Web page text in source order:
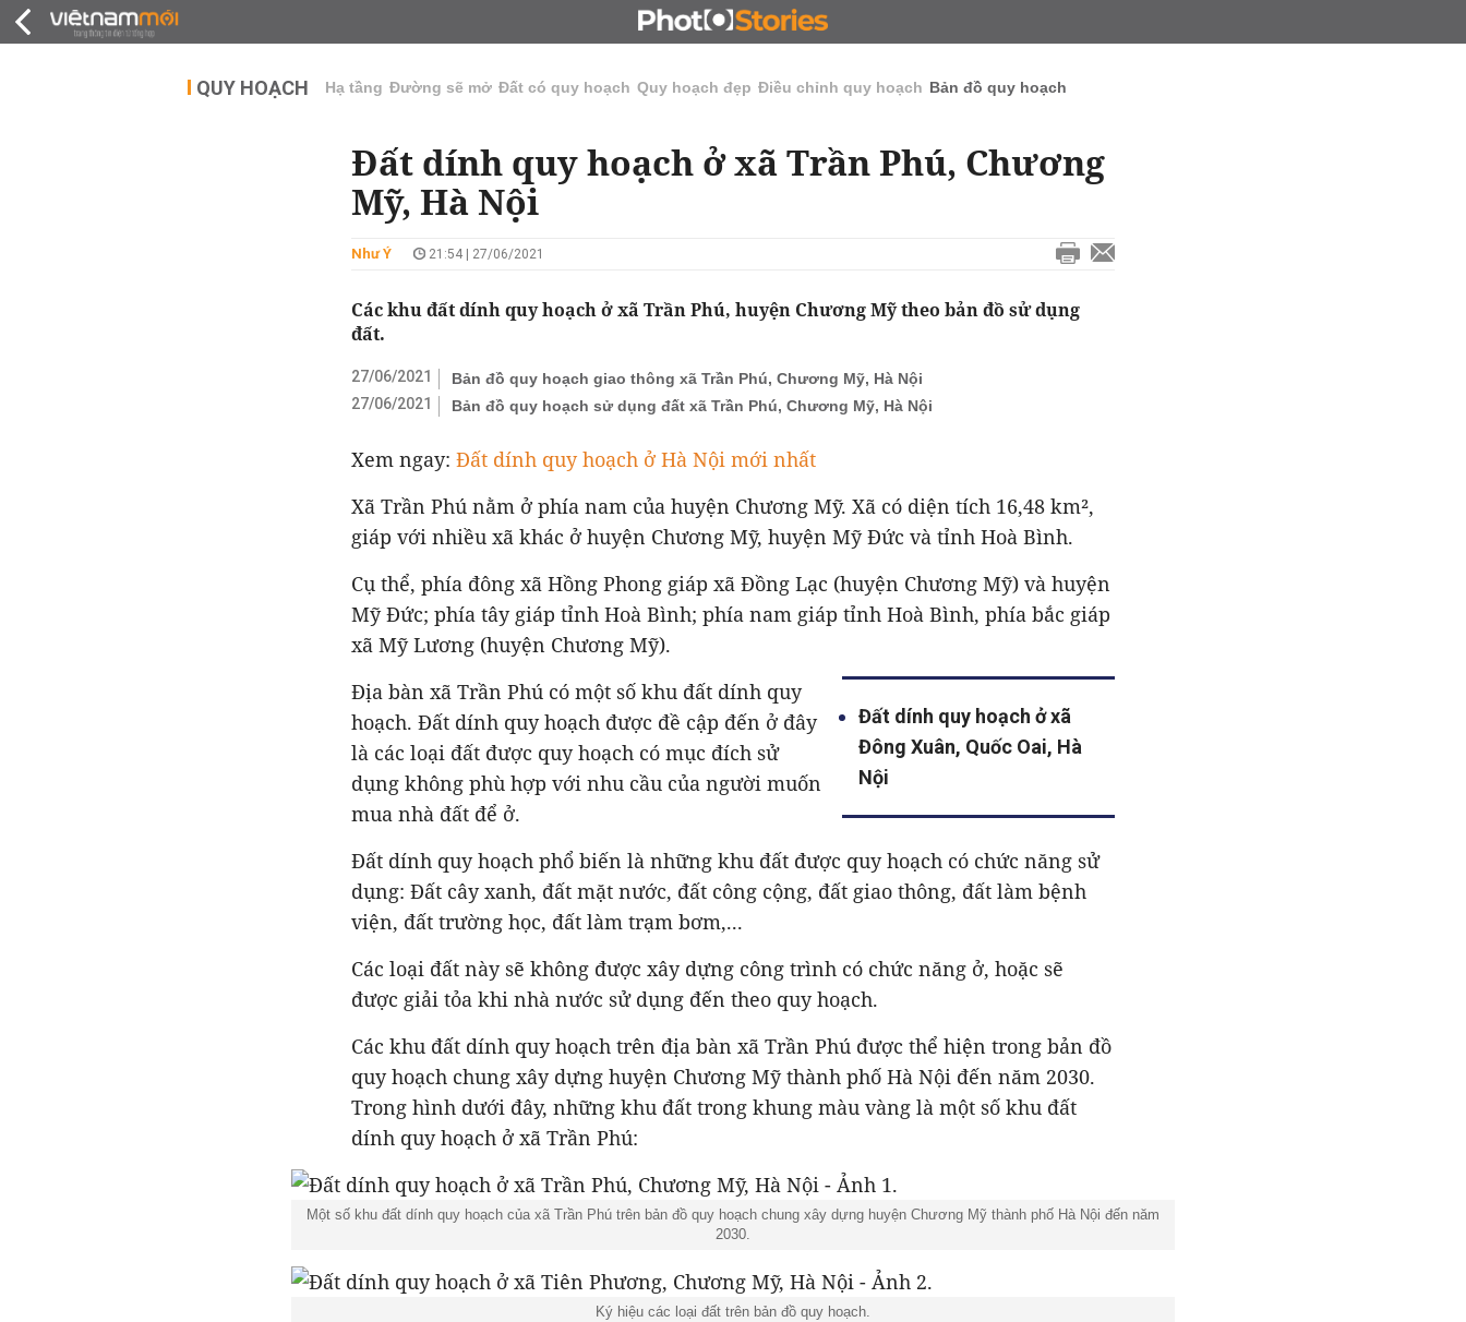
ĐẤU GIÁ - ĐẤU THẦU KINH DOANH
QUY HOẠCH Hạ tầng Đường sẽ mở Đất có quy hoạch Quy hoạch đẹp Điều chỉnh quy hoạch Bản đồ quy hoạch
Đất dính quy hoạch ở xã Trần Phú, Chương
Mỹ, Hà Nội
Như Ý 21:54 | 27/06/2021
Các khu đất dính quy hoạch ở xã Trần Phú, huyện Chương Mỹ theo bản đồ sử dụng
đất.
27/06/2021
Bản đồ quy hoạch giao thông xã Trần Phú, Chương Mỹ, Hà Nội
27/06/2021
Bản đồ quy hoạch sử dụng đất xã Trần Phú, Chương Mỹ, Hà Nội
Xem ngay: Đất dính quy hoạch ở Hà Nội mới nhất
Xã Trần Phú nằm ở phía nam của huyện Chương Mỹ. Xã có diện tích 16,48 km²,
giáp với nhiều xã khác ở huyện Chương Mỹ, huyện Mỹ Đức và tỉnh Hoà Bình.
Cụ thể, phía đông xã Hồng Phong giáp xã Đồng Lạc (huyện Chương Mỹ) và huyện
Mỹ Đức; phía tây giáp tỉnh Hoà Bình; phía nam giáp tỉnh Hoà Bình, phía bắc giáp
xã Mỹ Lương (huyện Chương Mỹ).
Đất dính quy hoạch ở xã
Đông Xuân, Quốc Oai, Hà
Nội
Địa bàn xã Trần Phú có một số khu đất dính quy
hoạch. Đất dính quy hoạch được đề cập đến ở đây
là các loại đất được quy hoạch có mục đích sử
dụng không phù hợp với nhu cầu của người muốn
mua nhà đất để ở.
Đất dính quy hoạch phổ biến là những khu đất được quy hoạch có chức năng sử
dụng: Đất cây xanh, đất mặt nước, đất công cộng, đất giao thông, đất làm bệnh
viện, đất trường học, đất làm trạm bơm,...
Các loại đất này sẽ không được xây dựng công trình có chức năng ở, hoặc sẽ
được giải tỏa khi nhà nước sử dụng đến theo quy hoạch.
Các khu đất dính quy hoạch trên địa bàn xã Trần Phú được thể hiện trong bản đồ
quy hoạch chung xây dựng huyện Chương Mỹ thành phố Hà Nội đến năm 2030.
Trong hình dưới đây, những khu đất trong khung màu vàng là một số khu đất
dính quy hoạch ở xã Trần Phú:
Một số khu đất dính quy hoạch của xã Trần Phú trên bản đồ quy hoạch chung xây dựng huyện Chương Mỹ thành phố Hà Nội đến năm
2030.
Ký hiệu các loại đất trên bản đồ quy hoạch.